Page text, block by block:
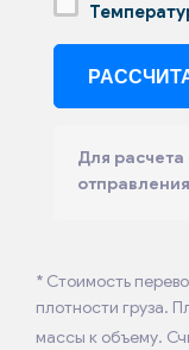
Для расчета
* Стоимость
плотности груза.
массы к объему.